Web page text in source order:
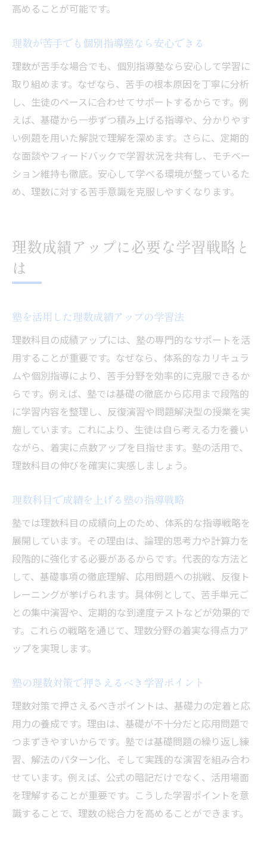
高めることが可能です。
理数が苦手でも個別指導塾なら安心できる
理数が苦手な場合でも、個別指導塾なら安心して学習に
取り組めます。なぜなら、苦手の根本原因を丁寧に分析
し、生徒のペースに合わせてサポートするからです。例
えば、基礎から一歩ずつ積み上げる指導や、分かりやす
い例題を用いた解説で理解を深めます。さらに、定期的
な面談やフィードバックで学習状況を共有し、モチベー
ション維持も徹底。安心して学べる環境が整っているた
め、理数に対する苦手意識を克服しやすくなります。
理数成績アップに必要な学習戦略と
は
塾を活用した理数成績アップの学習法
理数科目の成績アップには、塾の専門的なサポートを活
用することが重要です。なぜなら、体系的なカリキュラ
ムや個別指導により、苦手分野を効率的に克服できるか
らです。例えば、塾では基礎の徹底から応用まで段階的
に学習内容を整理し、反復演習や問題解決型の授業を実
施しています。これにより、生徒は自ら考える力を養い
ながら、着実に点数アップを目指せます。塾の活用で、
理数科目の伸びを確実に実感しましょう。
理数科目で成績を上げる塾の指導戦略
塾では理数科目の成績向上のため、体系的な指導戦略を
展開しています。その理由は、論理的思考力や計算力を
段階的に強化する必要があるからです。代表的な方法と
して、基礎事項の徹底理解、応用問題への挑戦、反復ト
レーニングが挙げられます。具体例として、苦手単元ご
との集中演習や、定期的な到達度テストなどが効果的で
す。これらの戦略を通じて、理数分野の着実な得点力ア
ップを実現します。
塾の理数対策で押さえるべき学習ポイント
理数対策で押さえるべきポイントは、基礎力の定着と応
用力の養成です。理由は、基礎が不十分だと応用問題で
つまずきやすいからです。塾では基礎問題の繰り返し練
習、解法のパターン化、そして実践的な演習を組み合わ
せています。例えば、公式の暗記だけでなく、活用場面
を理解することが重要です。こうした学習ポイントを意
識することで、理数の総合力を高めることができます。